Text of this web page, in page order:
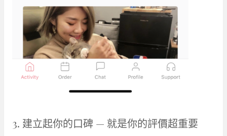
3. 建立起你的口碑 — 就是你的評價超重要